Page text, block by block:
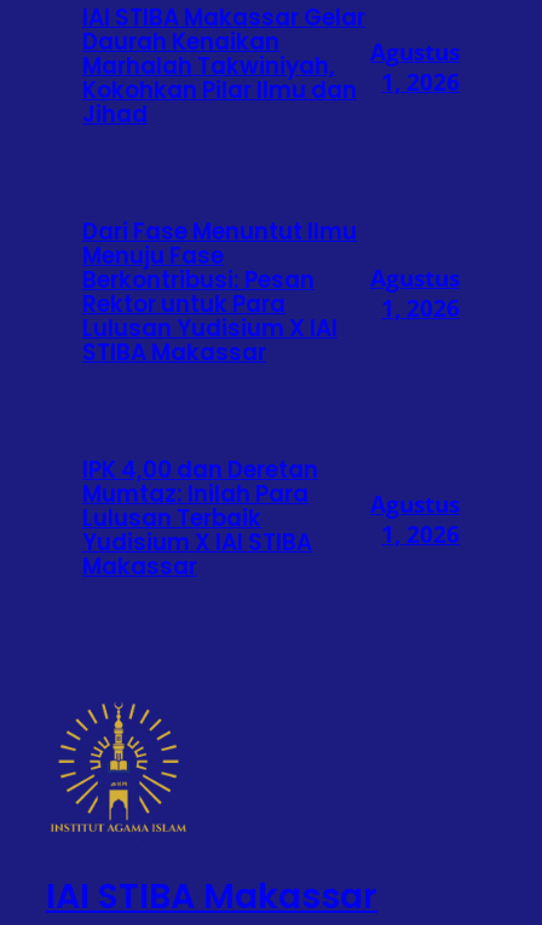
IAI STIBA Makassar Gelar
Daurah Kenaikan
Marhalah Takwiniyah,
Kokohkan Pilar Ilmu dan
Jihad
Agustus
1, 2026
Dari Fase Menuntut Ilmu
Menuju Fase
Berkontribusi: Pesan
Rektor untuk Para
Lulusan Yudisium X IAI
STIBA Makassar
Agustus
1, 2026
IPK 4,00 dan Deretan
Mumtaz: Inilah Para
Lulusan Terbaik
Yudisium X IAI STIBA
Makassar
Agustus
1, 2026
IAI STIBA Makassar